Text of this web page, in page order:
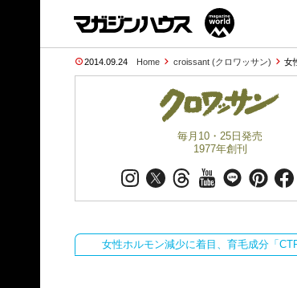
2014.09.24 Home croissant (クロワッサン) 女
毎月10・25日発売
1977年創刊
女性ホルモン減少に着目、育毛成分「